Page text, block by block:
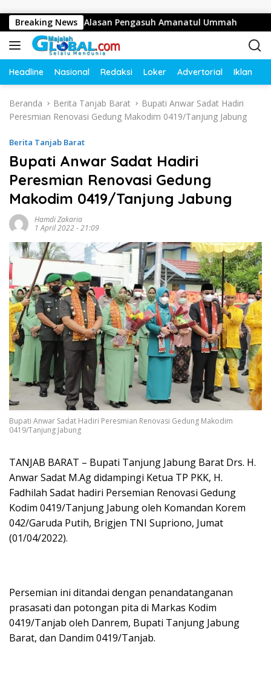
Breaking News
Juta, Ini Alasan Pengasuh Amanatul Ummah
Headline Nasional Redaksi Loker Advertorial Iklan
Beranda Berita Tanjab Barat
Bupati Anwar Sadat Hadiri
Peresmian Renovasi Gedung Makodim 0419/Tanjung Jabung
Berita Tanjab Barat
Bupati Anwar Sadat Hadiri
Peresmian Renovasi Gedung
Makodim 0419/Tanjung Jabung
Hamdi Zakaria
1 April 2022 - 21:09
Bupati Anwar Sadat Hadiri Peresmian Renovasi Gedung Makodim
0419/Tanjung Jabung
TANJAB BARAT – Bupati Tanjung Jabung Barat Drs. H.
Anwar Sadat M.Ag didampingi Ketua TP PKK, H.
Fadhilah Sadat hadiri Persemian Renovasi Gedung
Kodim 0419/Tanjung Jabung oleh Komandan Korem
042/Garuda Putih, Brigjen TNI Supriono, Jumat
(01/04/2022).
Persemian ini ditandai dengan penandatanganan
prasasati dan potongan pita di Markas Kodim
0419/Tanjab oleh Danrem, Bupati Tanjung Jabung
Barat, dan Dandim 0419/Tanjab.